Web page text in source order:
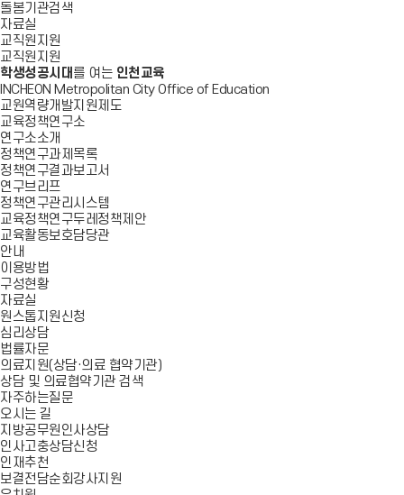
돌봄기관검색
자료실
교직원지원
교직원지원
학생성공시대 를 여는 인천교육
INCHEON Metropolitan City Office of Education
교원역량개발지원제도
교육정책연구소
연구소소개
정책연구과제목록
정책연구결과보고서
연구브리프
정책연구관리시스템
교육정책연구두레정책제안
교육활동보호담당관
안내
이용방법
구성현황
자료실
원스톱지원신청
심리상담
법률자문
의료지원(상담·의료 협약기관)
상담 및 의료협약기관 검색
자주하는질문
오시는 길
지방공무원인사상담
인사고충상담신청
인재추천
보결전담순회강사지원